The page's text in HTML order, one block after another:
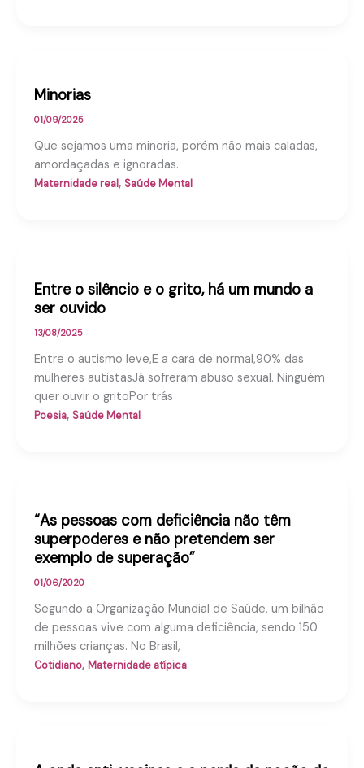
Minorias
01/09/2025
Que sejamos uma minoria, porém não mais caladas,
amordaçadas e ignoradas.
Maternidade real, Saúde Mental
Entre o silêncio e o grito, há um mundo a
ser ouvido
13/08/2025
Entre o autismo leve,E a cara de normal,90% das
mulheres autistasJá sofreram abuso sexual. Ninguém
quer ouvir o gritoPor trás
Poesia, Saúde Mental
“As pessoas com deficiência não têm
superpoderes e não pretendem ser
exemplo de superação”
01/06/2020
Segundo a Organização Mundial de Saúde, um bilhão
de pessoas vive com alguma deficiência, sendo 150
milhões crianças. No Brasil,
Cotidiano, Maternidade atípica